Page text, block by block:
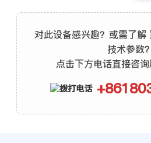
对此设备感兴趣？或需了解
技术参数？
点击下方电话直接咨询